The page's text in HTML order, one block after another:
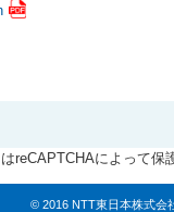
reCAPTCHAによって保
© 2016 NTT東日本株式会